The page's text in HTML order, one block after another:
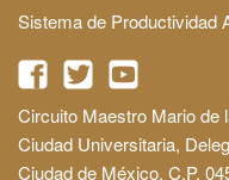
Sistema de Productividad
Circuito Maestro Mario de
Ciudad Universitaria,
Ciudad de México, C.P.